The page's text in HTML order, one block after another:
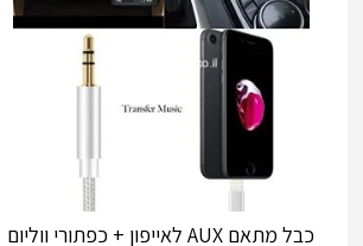
כבל מתאם AUX לאייפון + כפתורי ווליום